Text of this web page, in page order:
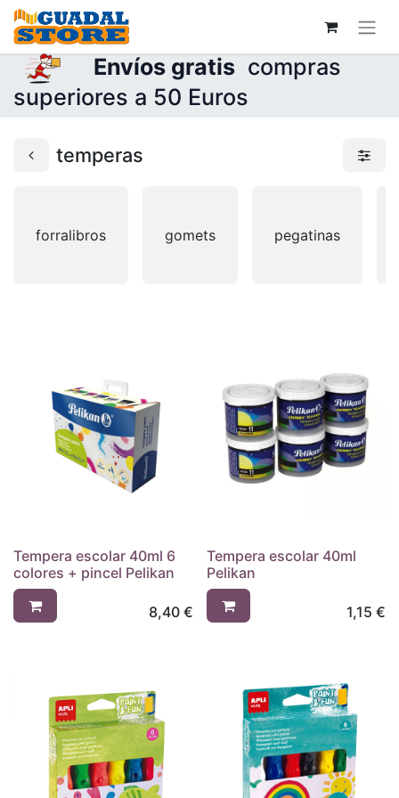
Envíos gratis compras
superiores a 50 Euros
temperas
forralibros gomets pegatinas
Tempera escolar 40ml 6
colores + pincel Pelikan
8,40€
Tempera escolar 40ml
Pelikan
1,15 €